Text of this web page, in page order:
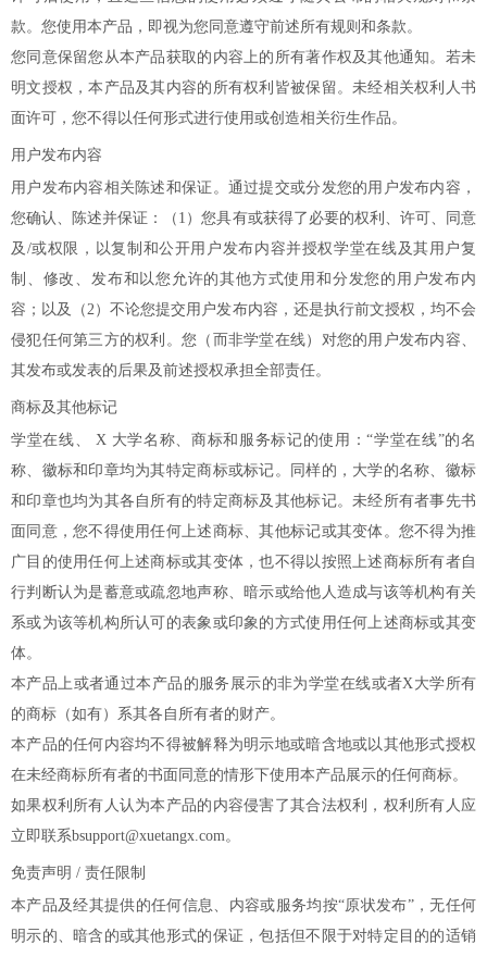
款。您使用本产品，即视为您同意遵守前述所有规则和条款。
您同意保留您从本产品获取的内容上的所有著作权及其他通知。若未
明文授权，本产品及其内容的所有权利皆被保留。未经相关权利人书
面许可，您不得以任何形式进行使用或创造相关衍生作品。
用户发布内容
用户发布内容相关陈述和保证。通过提交或分发您的用户发布内容，
您确认、陈述并保证：（1）您具有或获得了必要的权利、许可、同意
及/或权限，以复制和公开用户发布内容并授权学堂在线及其用户复
制、修改、发布和以您允许的其他方式使用和分发您的用户发布内
容；以及（2）不论您提交用户发布内容，还是执行前文授权，均不会
侵犯任何第三方的权利。您（而非学堂在线）对您的用户发布内容、
其发布或发表的后果及前述授权承担全部责任。
商标及其他标记
学堂在线、 X 大学名称、商标和服务标记的使用：“学堂在线”的名
称、徽标和印章均为其特定商标或标记。同样的，大学的名称、徽标
和印章也均为其各自所有的特定商标及其他标记。未经所有者事先书
面同意，您不得使用任何上述商标、其他标记或其变体。您不得为推
广目的使用任何上述商标或其变体，也不得以按照上述商标所有者自
行判断认为是蓄意或疏忽地声称、暗示或给他人造成与该等机构有关
系或为该等机构所认可的表象或印象的方式使用任何上述商标或其变
体。
本产品上或者通过本产品的服务展示的非为学堂在线或者X大学所有
的商标（如有）系其各自所有者的财产。
本产品的任何内容均不得被解释为明示地或暗含地或以其他形式授权
在未经商标所有者的书面同意的情形下使用本产品展示的任何商标。
如果权利所有人认为本产品的内容侵害了其合法权利，权利所有人应
立即联系bsupport@xuetangx.com。
免责声明 / 责任限制
本产品及经其提供的任何信息、内容或服务均按“原状发布”，无任何
明示的、暗含的或其他形式的保证，包括但不限于对特定目的的适销